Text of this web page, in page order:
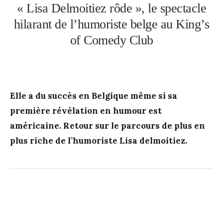
« Lisa Delmoitiez rôde », le spectacle
hilarant de l’humoriste belge au King’s
of Comedy Club
Elle a du succès en Belgique même si sa
première révélation en humour est
américaine. Retour sur le parcours de plus en
plus riche de l’humoriste Lisa delmoitiez.